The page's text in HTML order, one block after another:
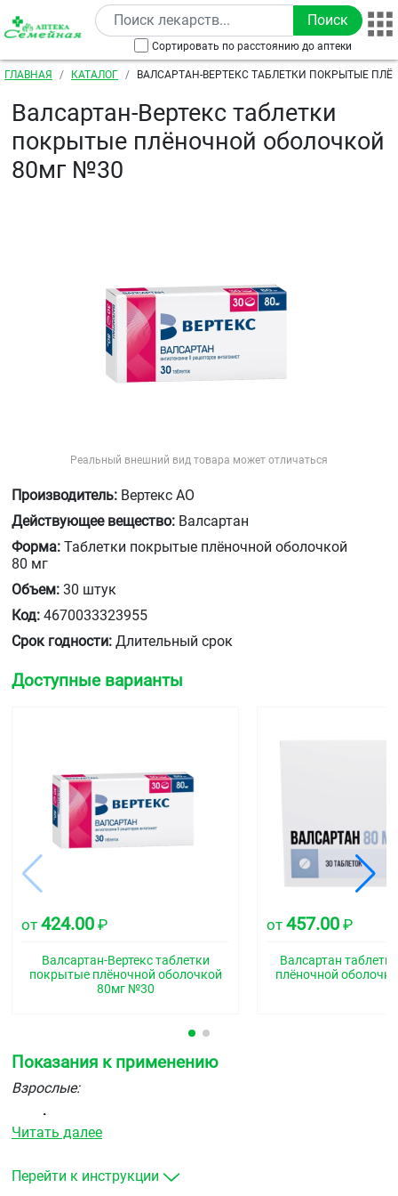
Перейти к основному содержанию
Сортировать по расстоянию до аптеки
Строка навигации
ГЛАВНАЯ КАТАЛОГ
ВАЛСАРТАН-ВЕРТЕКС ТАБЛЕТКИ ПОКРЫТЫЕ
Валсартан-Вертекс таблетки
покрытые плёночной оболочкой
80мг №30
Реальный внешний вид товара может отличаться
Производитель: Вертекс АО
Действующее вещество: Валсартан
Форма: Таблетки покрытые плёночной оболочкой
80 мг
Объем: 30 штук
Код: 4670033323955
Срок годности: Длительный срок
Доступные варианты
от 424.00 ₽
Валсартан-Вертекс таблетки
покрытые плёночной оболочкой
80мг №30
от457.00 ₽
Валсартан
плёночной
Показания к применению
Взрослые:
Артериальная гипертензия
хроническая сердечная недостаточность (Ⅱ–Ⅳ
взрослых пациентов, получающих стандартную
терапию одним или несколькими препаратами из
Читать далее
Перейти к инструкции